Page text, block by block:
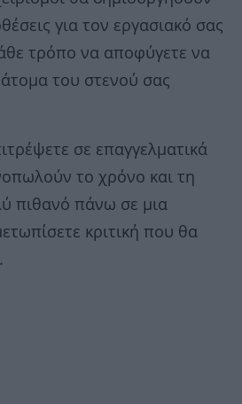
για τον εργασιακό σας
τρόπο να αποφύγετε να
του στενού σας
σε επαγγελματικά
το χρόνο και τη
πιθανό πάνω σε μια
κριτική που θα